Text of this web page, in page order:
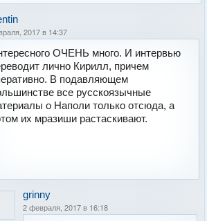
2017 в 14:37
ОЧЕНЬ много. И интервью
лично Кирилл, причем
В подавляющем
все русскоязычные
о Наполи только отсюда, а
их мразиши растаскивают.
grinny
2 февраля, 2017 в 16:18